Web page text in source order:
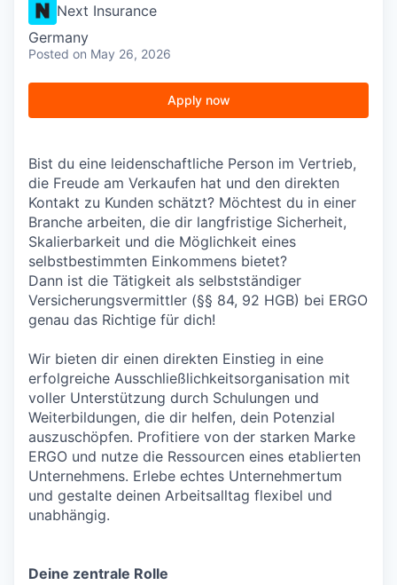
Next Insurance
Germany
Posted on May 26, 2026
Apply now
Bist du eine leidenschaftliche Person im Vertrieb,
die Freude am Verkaufen hat und den direkten
Kontakt zu Kunden schätzt? Möchtest du in einer
Branche arbeiten, die dir langfristige Sicherheit,
Skalierbarkeit und die Möglichkeit eines
selbstbestimmten Einkommens bietet?
Dann ist die Tätigkeit als selbstständiger
Versicherungsvermittler (§§ 84, 92 HGB) bei ERGO
genau das Richtige für dich!
Wir bieten dir einen direkten Einstieg in eine
erfolgreiche Ausschließlichkeitsorganisation mit
voller Unterstützung durch Schulungen und
Weiterbildungen, die dir helfen, dein Potenzial
auszuschöpfen. Profitiere von der starken Marke
ERGO und nutze die Ressourcen eines etablierten
Unternehmens. Erlebe echtes Unternehmertum
und gestalte deinen Arbeitsalltag flexibel und
unabhängig.
Deine zentrale Rolle